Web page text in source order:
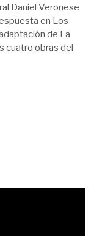
Daniel Veronese
en Los
de La
cuatro obras del